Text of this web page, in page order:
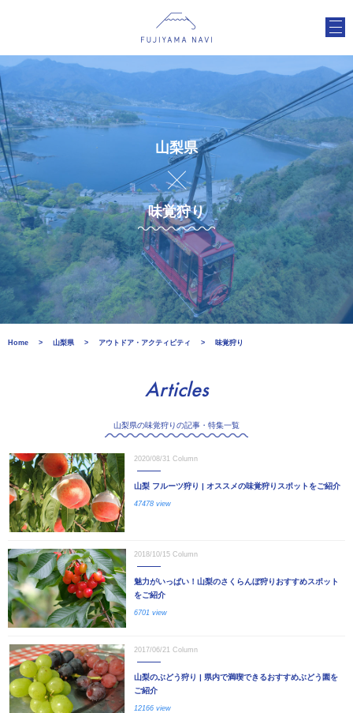
山梨県
味覚狩り
Home 山梨県 アウトドア・アクティビティ 味覚狩り
Articles
山梨県の味覚狩りの記事・特集一覧
2020/08/31 Column
山梨 フルーツ狩り | オススメの味覚狩りスポットをご紹介
47478 view
2018/10/15 Column
魅力がいっぱい！山梨のさくらんぼ狩りおすすめスポット
をご紹介
6701 view
2017/06/21 Column
山梨のぶどう狩り | 県内で満喫できるおすすめぶどう園を
ご紹介
12166 view